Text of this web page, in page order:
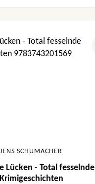
JENS SCHUMACHER
Lücken - Total fesselnde
Krimigeschichten